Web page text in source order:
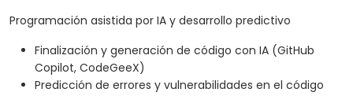
Programación asistida por IA y desarrollo predictivo
Finalización y generación de código con IA (GitHub
Copilot, CodeGeeX)
Predicción de errores y vulnerabilidades en el código